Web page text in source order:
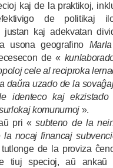
kaj de la praktikoj,
de politikaj
justan kaj adekvatan
usona geografino
de «
cele al reciproka
daŭra uzado de la
identeco kaj
komunumoj ».
pri «subteno de la
la nocaj financaj
tutlonge de la proviza
tiuj specioj, aŭ ankaŭ